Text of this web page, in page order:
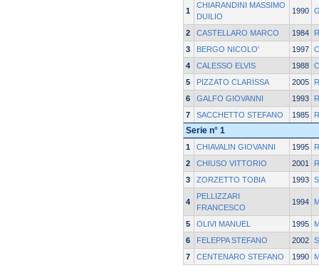
1
CHIARANDINI MASSIMO
DUILIO
1990
2 CASTELLARO MARCO 1984
3
BERGO NICOLO' 1997
4
CALESSO ELVIS 1988
5
PIZZATO CLARISSA 2005
6
GALFO GIOVANNI 1993
7
SACCHETTO STEFANO 1985
Serie n° 1
1 CHIAVALIN GIOVANNI 1995
2
CHIUSO VITTORIO 2001
3
ZORZETTO TOBIA 1993
4
PELLIZZARI
FRANCESCO
1994
5 OLIVI MANUEL 1995
6
FELEPPA STEFANO 2002
7
CENTENARO STEFANO 1990